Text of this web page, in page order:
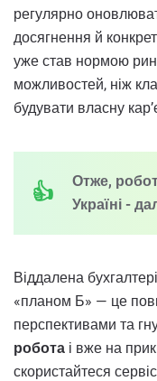
регулярно
досягнення й
уже став нормою
можливостей, ніж
будувати власну
Отже,
Україні -
Віддалена
«планом Б» — це
перспективами та
робота і вже на
скористайтеся